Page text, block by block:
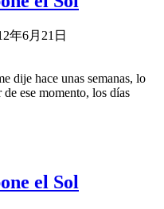
年6月21日
dije hace unas semanas, lo
ese momento, los días
el Sol